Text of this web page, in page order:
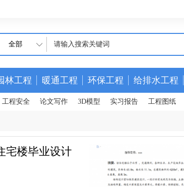
全部
林工程 暖通工程 环保工程 给排水工程
工程安全 论文写作 3D模型 实习报告 工程图纸
宅楼毕业设计